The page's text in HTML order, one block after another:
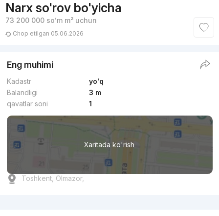
Narx so'rov bo'yicha
73 200 000 soʻmm² uchun
Chop etilgan 05.06.2026
Eng muhimi
Kadastr
yo'q
Balandligi
3 m
qavatlar soni
1
Xaritada ko'rish
Toshkent, Olmazor,